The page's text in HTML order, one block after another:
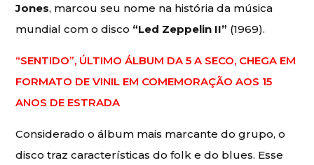
Jones, marcou seu nome na história da música
mundial com o disco “Led Zeppelin II” (1969).
“SENTIDO”, ÚLTIMO ÁLBUM DA 5 A SECO, CHEGA EM
FORMATO DE VINIL EM COMEMORAÇÃO AOS 15
ANOS DE ESTRADA
Considerado o álbum mais marcante do grupo, o
disco traz características do folk e do blues. Esse